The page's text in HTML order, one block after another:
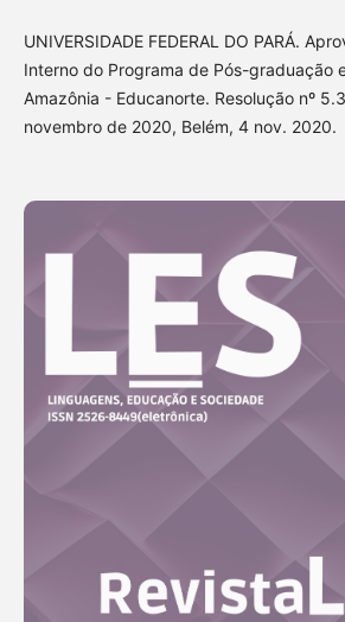
UNIVERSIDADE FEDERAL DO PARÁ.
Interno do Programa de Pós-graduação
Amazônia - Educanorte. Resolução nº
novembro de 2020, Belém, 4 nov. 2020.